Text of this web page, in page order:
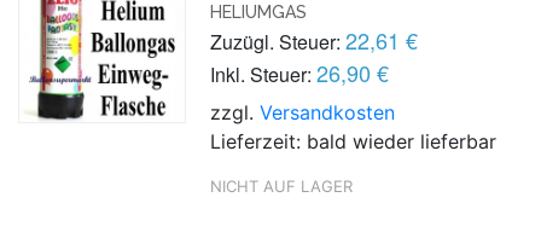
HELIUMGAS
Zuzügl. Steuer: 22,61 €
Inkl. Steuer: 26,90 €
zzgl.Versandkosten
Lieferzeit: bald wieder lieferbar
NICHT AUF LAGER